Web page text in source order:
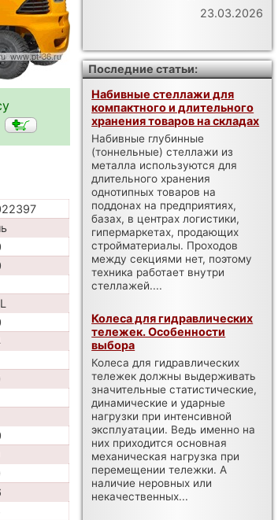
23.03.2026
Последние статьи:
Набивные стеллажи для
компактного и длительного
хранения товаров на складах
Набивные глубинные
(тоннельные) стеллажи из
металла используются для
длительного хранения
однотипных товаров на
поддонах на предприятиях,
базах, в центрах логистики,
гипермаркетах, продающих
стройматериалы. Проходов
между секциями нет, поэтому
техника работает внутри
стеллажей....
Колеса для гидравлических
тележек. Особенности
выбора
Колеса для гидравлических
тележек должны выдерживать
значительные статистические,
динамические и ударные
нагрузки при интенсивной
эксплуатации. Ведь именно на
них приходится основная
механическая нагрузка при
перемещении тележки. А
наличие неровных или
некачественных...